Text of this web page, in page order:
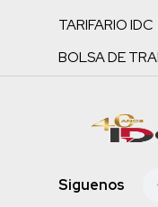
TARIFARIO IDC
BOLSA DE
Siguenos